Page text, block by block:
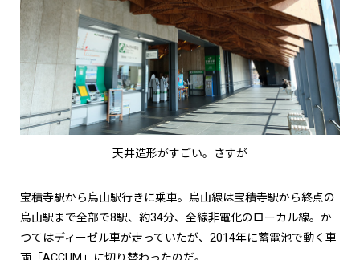
天井造形がすごい。さすが
宝積寺駅から烏山駅行きに乗車。烏山線は宝積寺駅から終点の
烏山駅まで全部で8駅、約34分、全線非電化のローカル線。か
つてはディーゼル車が走っていたが、2014年に蓄電池で動く車